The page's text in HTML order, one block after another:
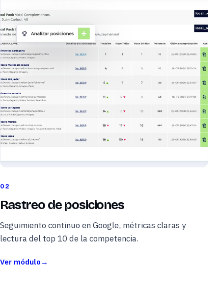
02
Rastreo de posiciones
Seguimiento continuo en Google, métricas claras y
lectura del top 10 de la competencia.
Ver módulo →